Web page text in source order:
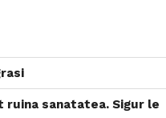
sanatatea. Sigur le